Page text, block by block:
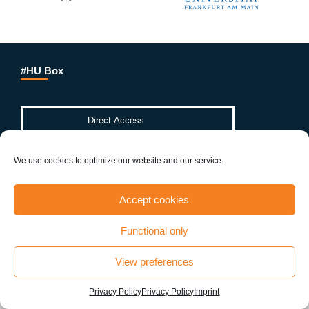
We use cookies to optimize our website and our service.
Accept cookies
Functional only
View preferences
Privacy PolicyPrivacy Policy Imprint
#HU Box
©sfb1315-2021
Humboldt-Universität zu Berlin
Institut für Biologie, Larkum Lab